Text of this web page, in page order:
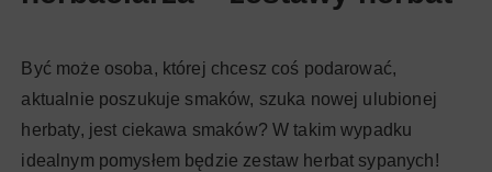
Być może osoba, której chcesz coś podarować,
aktualnie poszukuje smaków, szuka nowej ulubionej
herbaty, jest ciekawa smaków? W takim wypadku
idealnym pomysłem będzie zestaw herbat sypanych!